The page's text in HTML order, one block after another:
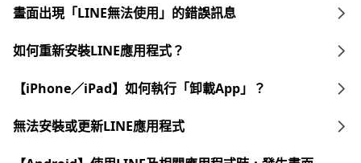
畫面出現「LINE無法使用」的錯誤訊息
如何重新安裝LINE應用程式？
【iPhone／iPad】如何執行「卸載App」？
無法安裝或更新LINE應用程式